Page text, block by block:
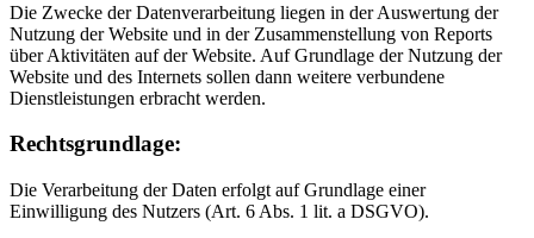
Die Zwecke der Datenverarbeitung liegen in der Auswertung der
Nutzung der Website und in der Zusammenstellung von Reports
über Aktivitäten auf der Website. Auf Grundlage der Nutzung der
Website und des Internets sollen dann weitere verbundene
Dienstleistungen erbracht werden.
Rechtsgrundlage:
Die Verarbeitung der Daten erfolgt auf Grundlage einer
Einwilligung des Nutzers (Art. 6 Abs. 1 lit. a DSGVO).